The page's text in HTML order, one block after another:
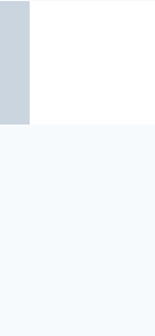
que confiaban